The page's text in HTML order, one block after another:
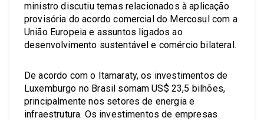
ministro discutiu temas relacionados à aplicação
provisória do acordo comercial do Mercosul com a
União Europeia e assuntos ligados ao
desenvolvimento sustentável e comércio bilateral.
De acordo com o Itamaraty, os investimentos de
Luxemburgo no Brasil somam US$ 23,5 bilhões,
principalmente nos setores de energia e
infraestrutura. Os investimentos de empresas